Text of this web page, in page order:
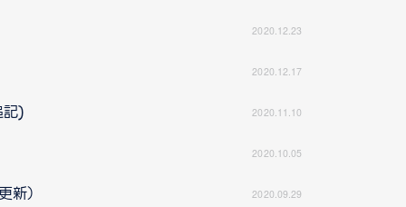
2020.12.23
2020.12.17
) 2020.11.10
2020.10.05
） 2020.09.29